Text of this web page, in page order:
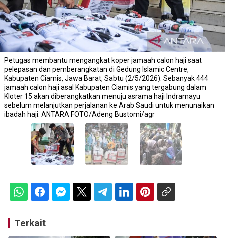
Petugas membantu mengangkat koper jamaah calon haji saat
pelepasan dan pemberangkatan di Gedung Islamic Centre,
Kabupaten Ciamis, Jawa Barat, Sabtu (2/5/2026). Sebanyak 444
jamaah calon haji asal Kabupaten Ciamis yang tergabung dalam
Kloter 15 akan diberangkatkan menuju asrama haji Indramayu
sebelum melanjutkan perjalanan ke Arab Saudi untuk menunaikan
ibadah haji. ANTARA FOTO/Adeng Bustomi/agr
Terkait